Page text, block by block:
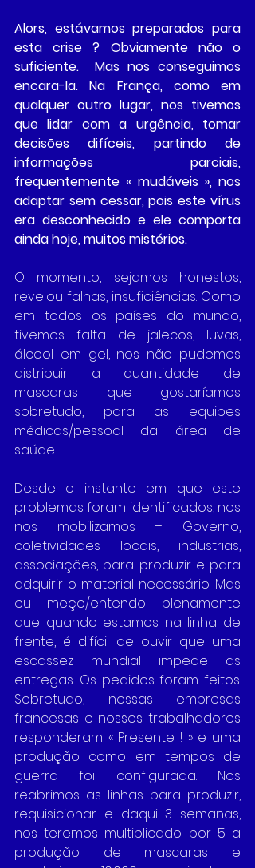
Alors, estávamos preparados para
esta crise ? Obviamente não o
suficiente.  Mas nos conseguimos
encara-la. Na França, como em
qualquer outro lugar, nos tivemos
que lidar com a urgência, tomar
decisões difíceis, partindo de
informações parciais,
frequentemente « mudáveis », nos
adaptar sem cessar, pois este vírus
era desconhecido e ele comporta
ainda hoje, muitos mistérios.
O momento, sejamos honestos,
revelou falhas, insuficiências. Como
em todos os países do mundo,
tivemos falta de jalecos, luvas,
álcool em gel, nos não pudemos
distribuir a quantidade de
mascaras que gostaríamos
sobretudo, para as equipes
médicas/pessoal da área de
saúde.
Desde o instante em que este
problemas foram identificados, nos
nos mobilizamos – Governo,
coletividades locais, industrias,
associações, para produzir e para
adquirir o material necessário. Mas
eu meço/entendo plenamente
que quando estamos na linha de
frente, é difícil de ouvir que uma
escassez mundial impede as
entregas. Os pedidos foram feitos.
Sobretudo, nossas empresas
francesas e nossos trabalhadores
responderam « Presente ! » e uma
produção como em tempos de
guerra foi configurada. Nos
reabrimos as linhas para produzir,
requisicionar e daqui 3 semanas,
nos teremos multiplicado por 5 a
produção de mascaras e